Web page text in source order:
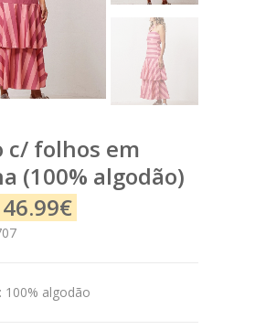
(100% algodão)
46.99€
100% algodão